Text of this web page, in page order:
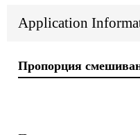
Application
Пропорция